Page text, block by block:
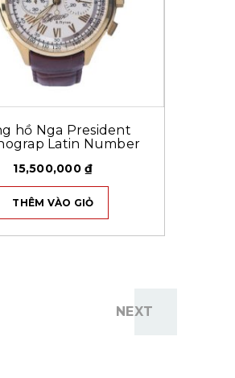
hồ Nga President
Latin Number
15,500,000 ₫
THÊM VÀO GIỎ
NEXT